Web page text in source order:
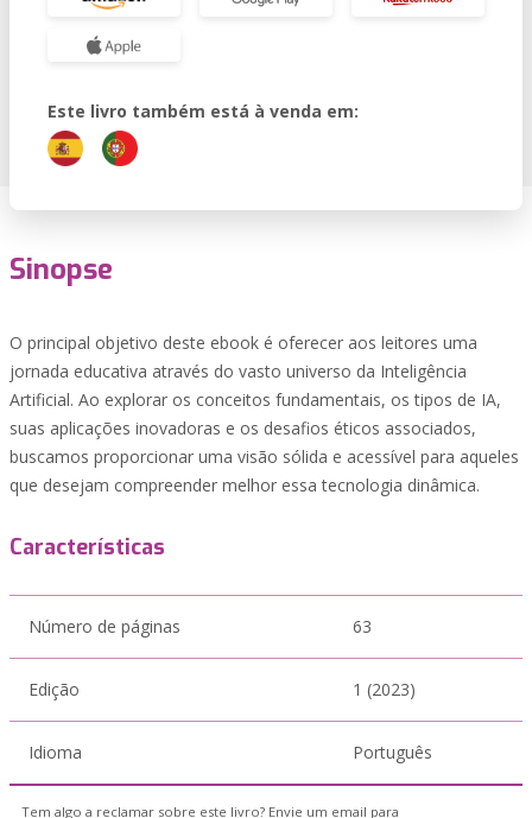
Este livro também está à venda em:
Sinopse
O principal objetivo deste ebook é oferecer aos leitores uma
jornada educativa através do vasto universo da Inteligência
Artificial. Ao explorar os conceitos fundamentais, os tipos de IA,
suas aplicações inovadoras e os desafios éticos associados,
buscamos proporcionar uma visão sólida e acessível para aqueles
que desejam compreender melhor essa tecnologia dinâmica.
Características
Número de páginas 63
Edição 1 (2023)
Idioma Português
Tem algo a reclamar sobre este livro? Envie um email para